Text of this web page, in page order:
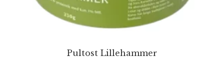
Pultost Lillehammer